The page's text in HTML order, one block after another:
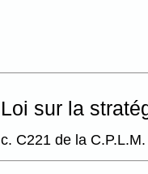
Loi sur la
c. C221 de la C.P.L.M.